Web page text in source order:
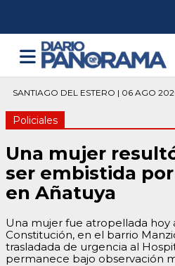
SANTIAGO DEL ESTERO | 06 AGO
Policiales
Una mujer
ser embistida
en Añatuya
Una mujer fue atropellada hoy
Constitución, en el barrio
trasladada de urgencia al
permanece bajo observación